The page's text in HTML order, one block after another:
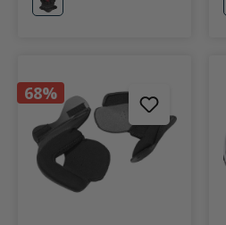
neutral
68%